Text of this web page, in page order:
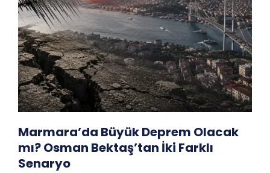
Marmara’da Büyük Deprem Olacak
mı? Osman Bektaş’tan İki Farklı
Senaryo